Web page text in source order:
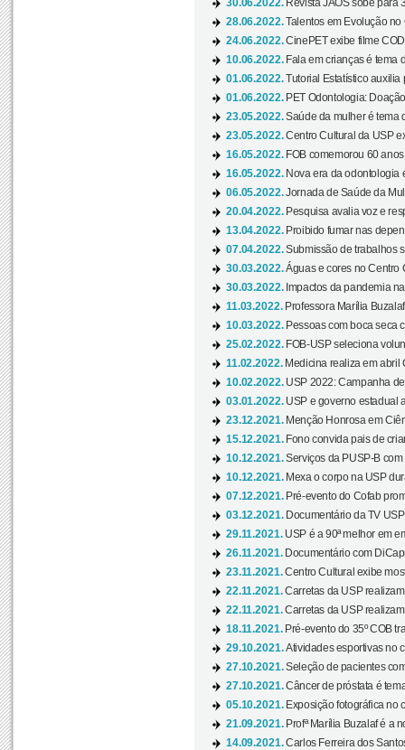
30.06.2022. Revista JAOS sobe para
28.06.2022.Talentos em Evolução no
24.06.2022.CinePET exibe filme
10.06.2022. Fala em crianças é tema
01.06.2022.Tutorial Estatístico auxilia
01.06.2022. PET Odontologia:
23.05.2022.Saúde da mulher é tema
23.05.2022.Centro Cultural da USP
16.05.2022. FOB comemorou 60
16.05.2022. Nova era da odontologia
06.05.2022.Jornada de Saúde da
20.04.2022. Pesquisa avalia voz e
13.04.2022. Proibido fumar nas
07.04.2022.Submissão de trabalhos
30.03.2022.Águas e cores no Centro
30.03.2022. Impactos da pandemia
11.03.2022. Professora Marília
10.03.2022. Pessoas com boca seca
25.02.2022. FOB-USP seleciona
11.02.2022. Medicina realiza em abril
10.02.2022. USP 2022: Campanha
03.01.2022. USP e governo estadual
23.12.2021. Menção Honrosa em
15.12.2021. Fono convida pais de
10.12.2021.Serviços da PUSP-B
10.12.2021. Mexa o corpo na USP
07.12.2021. Pré-evento do Cofab
03.12.2021. Documentário da TV
29.11.2021. USP é a 90ª melhor em
26.11.2021. Documentário com
23.11.2021.Centro Cultural exibe
22.11.2021.Carretas da USP
22.11.2021.Carretas da USP
18.11.2021. Pré-evento do 35º COB
29.10.2021.Atividades esportivas no
27.10.2021.Seleção de pacientes
27.10.2021.Câncer de próstata é
05.10.2021. Exposição fotográfica no
21.09.2021. Profª Marília Buzalaf é a
14.09.2021.Carlos Ferreira dos